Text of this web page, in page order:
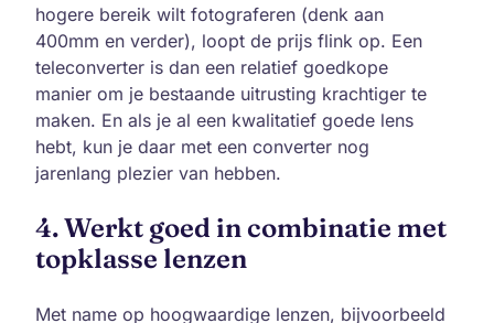
hogere bereik wilt fotograferen (denk aan
400mm en verder), loopt de prijs flink op. Een
teleconverter is dan een relatief goedkope
manier om je bestaande uitrusting krachtiger te
maken. En als je al een kwalitatief goede lens
hebt, kun je daar met een converter nog
jarenlang plezier van hebben.
4. Werkt goed in combinatie met
topklasse lenzen
Met name op hoogwaardige lenzen, bijvoorbeeld